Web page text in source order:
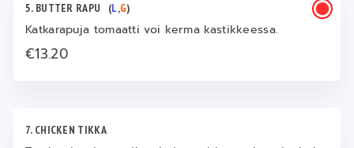
5. BUTTER RAPU (L,G)
Katkarapuja tomaatti voi kerma kastikkeessa.
€13.20
7. CHICKEN TIKKA